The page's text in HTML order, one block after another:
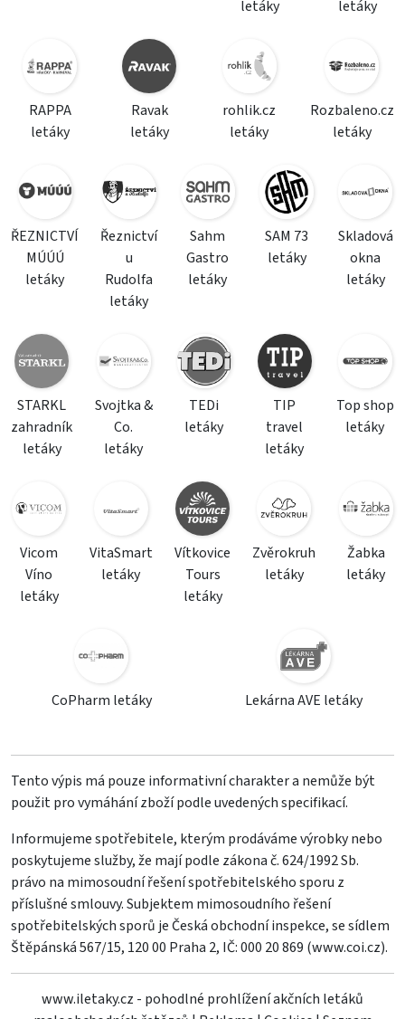
letáky
letáky
RAPPA
letáky
Ravak
letáky
rohlik.cz
letáky
Rozbaleno.cz
letáky
ŘEZNICTVÍ
MÚÚÚ
letáky
Řeznictví
u
Rudolfa
letáky
Sahm
Gastro
letáky
SAM 73
letáky
Skladová
okna
letáky
STARKL
zahradník
letáky
Svojtka &
Co.
letáky
TEDi
letáky
TIP
travel
letáky
Top shop
letáky
Vicom
Víno
letáky
VitaSmart
letáky
Vítkovice
Tours
letáky
Zvěrokruh
letáky
Žabka
letáky
CoPharm letáky Lekárna AVE letáky
Tento výpis má pouze informativní charakter a nemůže být
použit pro vymáhání zboží podle uvedených specifikací.
Informujeme spotřebitele, kterým prodáváme výrobky nebo
poskytujeme služby, že mají podle zákona č. 624/1992 Sb.
právo na mimosoudní řešení spotřebitelského sporu z
příslušné smlouvy. Subjektem mimosoudního řešení
spotřebitelských sporů je Česká obchodní inspekce, se sídlem
Štěpánská 567/15, 120 00 Praha 2, IČ: 000 20 869 (www.coi.cz).
www.iletaky.cz - pohodlné prohlížení akčních letáků